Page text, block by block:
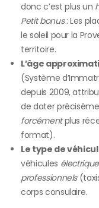
donc c’est plus un
Petit bonus: Les
le soleil pour la
territoire.
L’âge
(Système
depuis 2009,
de dater
forcémentplus
format).
Le type de
véhicules
professionnels
corps consulaire.